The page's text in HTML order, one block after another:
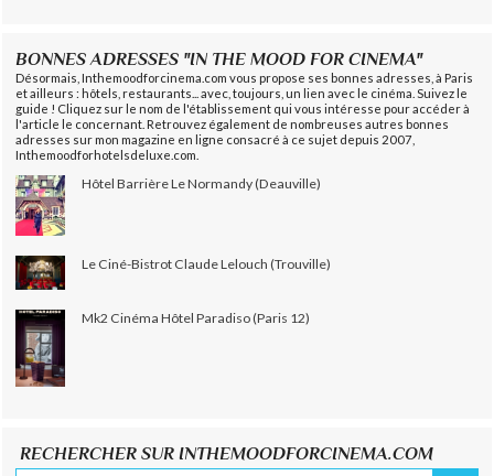
BONNES ADRESSES "IN THE MOOD FOR CINEMA"
Désormais, Inthemoodforcinema.com vous propose ses bonnes adresses, à Paris
et ailleurs : hôtels, restaurants... avec, toujours, un lien avec le cinéma. Suivez le
guide ! Cliquez sur le nom de l'établissement qui vous intéresse pour accéder à
l'article le concernant. Retrouvez également de nombreuses autres bonnes
adresses sur mon magazine en ligne consacré à ce sujet depuis 2007,
Inthemoodforhotelsdeluxe.com.
Hôtel Barrière Le Normandy (Deauville)
Le Ciné-Bistrot Claude Lelouch (Trouville)
Mk2 Cinéma Hôtel Paradiso (Paris 12)
RECHERCHER SUR INTHEMOODFORCINEMA.COM